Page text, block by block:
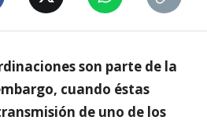
son parte de la
cuando éstas
de uno de los